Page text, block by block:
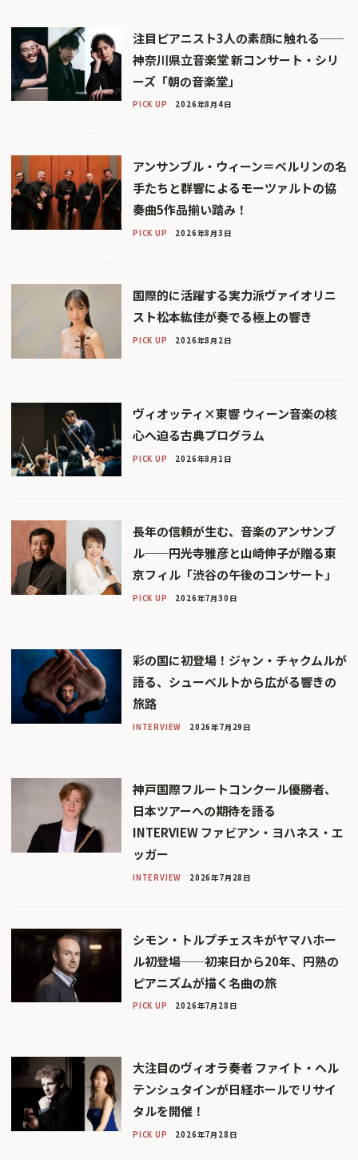
注目ピアニスト3人の素顔に触れる──
神奈川県立音楽堂 新コンサート・シリ
ーズ「朝の音楽堂」
PICK UP 2026年8月4日
アンサンブル・ウィーン＝ベルリンの名
手たちと群響によるモーツァルトの協
奏曲5作品揃い踏み！
PICK UP 2026年8月3日
国際的に活躍する実力派ヴァイオリニ
スト松本紘佳が奏でる極上の響き
PICK UP 2026年8月2日
ヴィオッティ×東響 ウィーン音楽の核
心へ迫る古典プログラム
PICK UP 2026年8月1日
長年の信頼が生む、音楽のアンサンブ
ル──円光寺雅彦と山崎伸子が贈る東
京フィル「渋谷の午後のコンサート」
PICK UP 2026年7月30日
彩の国に初登場！ジャン・チャクムルが
語る、シューベルトから広がる響きの
旅路
INTERVIEW 2026年7月29日
神戸国際フルートコンクール優勝者、
日本ツアーへの期待を語る
INTERVIEW ファビアン・ヨハネス・エ
ッガー
INTERVIEW 2026年7月28日
シモン・トルプチェスキがヤマハホー
ル初登場──初来日から20年、円熟の
ピアニズムが描く名曲の旅
PICK UP 2026年7月28日
大注目のヴィオラ奏者 ファイト・ヘル
テンシュタインが日経ホールでリサイ
タルを開催！
PICK UP 2026年7月28日